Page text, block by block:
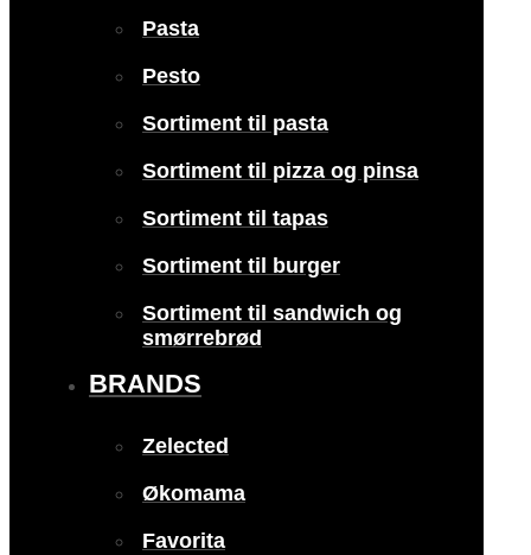
Pasta
Pesto
Sortiment til pasta
Sortiment til pizza og pinsa
Sortiment til tapas
Sortiment til burger
Sortiment til sandwich og
smørrebrød
BRANDS
Zelected
Økomama
Favorita